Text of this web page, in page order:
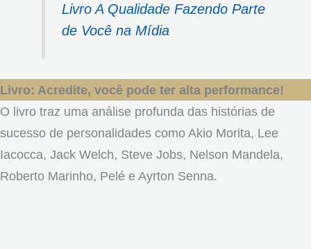
Livro A Qualidade Fazendo Parte
de Você na Mídia
Livro: Acredite, você pode ter alta performance!
O livro traz uma análise profunda das histórias de
sucesso de personalidades como Akio Morita, Lee
Iacocca, Jack Welch, Steve Jobs, Nelson Mandela,
Roberto Marinho, Pelé e Ayrton Senna.